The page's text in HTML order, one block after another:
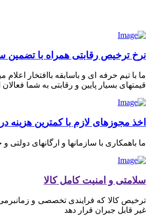
نرخ ترخیص رقابتی همراه با تضمین
ما با تیم حرفه ای و باسابقه باافتخار
قیمتهای بسیار پایین و رقابتی به شما
اخذ مجوزهای لازم با کمترین هزینه
ما باهمکاری با سازمانها و ارگانهای
سلامتی و امنیت کامل کالا
ترخیص کالا که فرایندی تخصصی و
غیر قابل جبران قرار دهد